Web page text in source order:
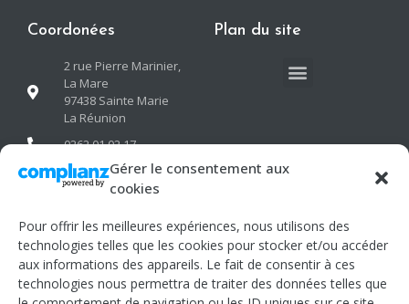
Gérer le consentement aux
cookies
Pour offrir les meilleures expériences, nous utilisons des
technologies telles que les cookies pour stocker et/ou accéder
aux informations des appareils. Le fait de consentir à ces
technologies nous permettra de traiter des données telles que
Coordonées
2 rue Pierre Marinier,
La Mare
97438 Sainte Marie
La Réunion
0262 01 02 17
contact@neogreen-
oi.com
Plan du site
Informations
Mentions légales
Suivez-nous
Facebook